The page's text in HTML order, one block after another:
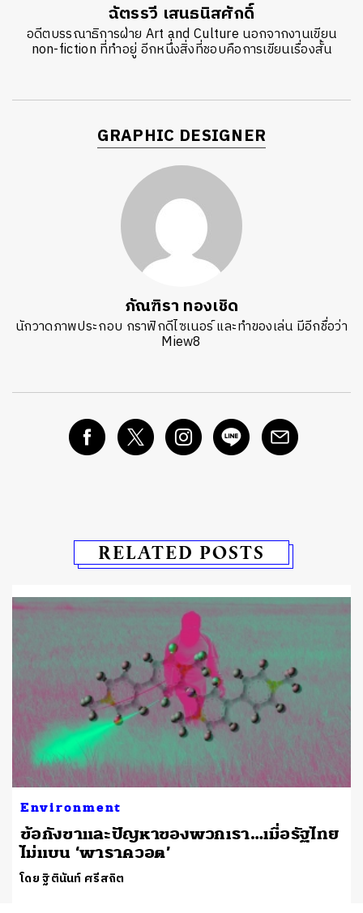
ฉัตรรวี เสนธนิสศักดิ์
อดีตบรรณาธิการฝ่าย Art and Culture นอกจากงานเขียน
non-fiction ที่ทำอยู่ อีกหนึ่งสิ่งที่ชอบคือการเขียนเรื่องสั้น
GRAPHIC DESIGNER
ภัณฑิรา ทองเชิด
นักวาดภาพประกอบ กราฟิกดีไซเนอร์ และทำของเล่น มีอีกชื่อว่า
Miew8
RELATED POSTS
Environment
ข้อกังขาและปัญหาของพวกเรา…เมื่อรัฐไทย
ไม่แบน ‘พาราควอต’
โดย ฐิตินันท์ ศรีสถิต